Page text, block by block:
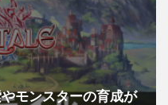
モンスターの育成が